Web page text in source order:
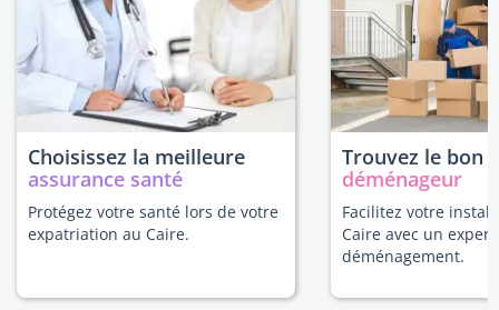
Choisissez la meilleure
assurance santé
Protégez votre santé lors de votre
expatriation au Caire.
Trouvez le bon
déménageur
Facilitez votre
Caire avec un
déménagement.